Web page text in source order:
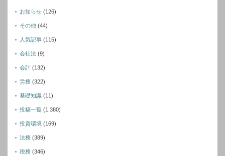
お知らせ (126)
その他 (44)
人気記事 (115)
会社法 (9)
会計 (132)
労務 (322)
基礎知識 (11)
投稿一覧 (1,380)
投資環境 (169)
法務 (389)
税務 (346)